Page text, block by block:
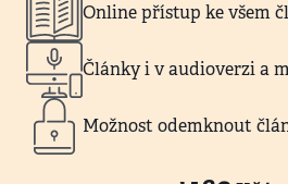
Online přístup ke všem
Články i v audioverzi a
Možnost odemknout